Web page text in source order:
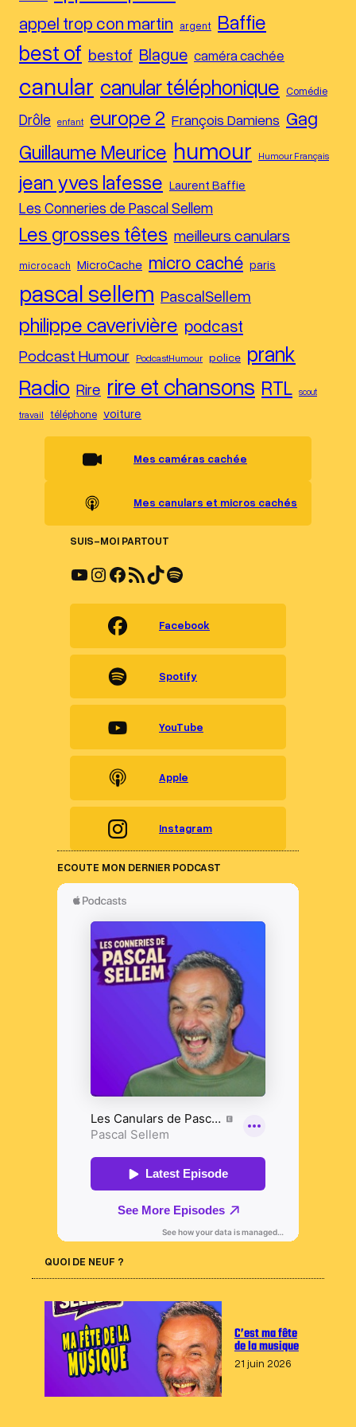
appel trop con martin argent Baffie
best of bestof Blague caméra cachée
canular canular téléphonique Comédie
Drôle enfant europe 2 François Damiens Gag
Guillaume Meurice humour Humour Français
jean yves lafesse Laurent Baffie
Les Conneries de Pascal Sellem
Les grosses têtes meilleurs canulars
microcach MicroCache micro caché paris
pascal sellem PascalSellem
philippe caverivière podcast
Podcast Humour PodcastHumour police prank
Radio Rire rire et chansons RTL scout
travail téléphone voiture
Mes caméras cachée
Mes canulars et micros cachés
SUIS-MOI PARTOUT
YouTube Instagram Facebook Flux RSS TikTok Spotify
Facebook
Spotify
YouTube
Apple
Instagram
ECOUTE MON DERNIER PODCAST
QUOI DE NEUF ?
C’est ma fête
de la musique
21 juin 2026